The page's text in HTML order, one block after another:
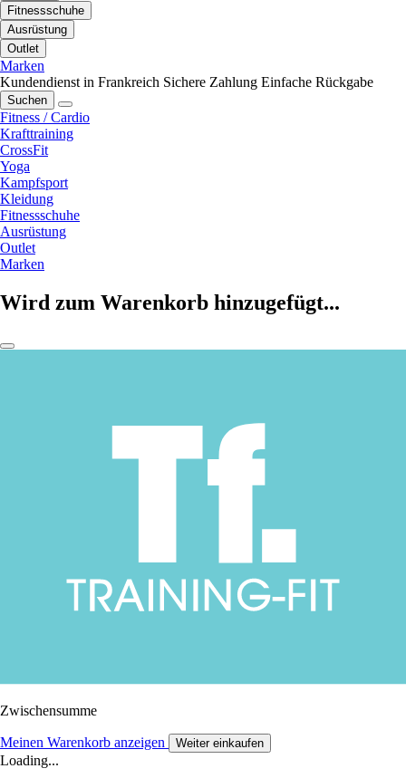
Fitnessschuhe
Ausrüstung
Outlet
Marken
Kundendienst in Frankreich Sichere Zahlung Einfache Rückgabe
Suchen
Fitness / Cardio
Krafttraining
CrossFit
Yoga
Kampfsport
Kleidung
Fitnessschuhe
Ausrüstung
Outlet
Marken
Wird zum Warenkorb hinzugefügt...
Zwischensumme
Meinen Warenkorb anzeigen Weiter einkaufen
Loading...